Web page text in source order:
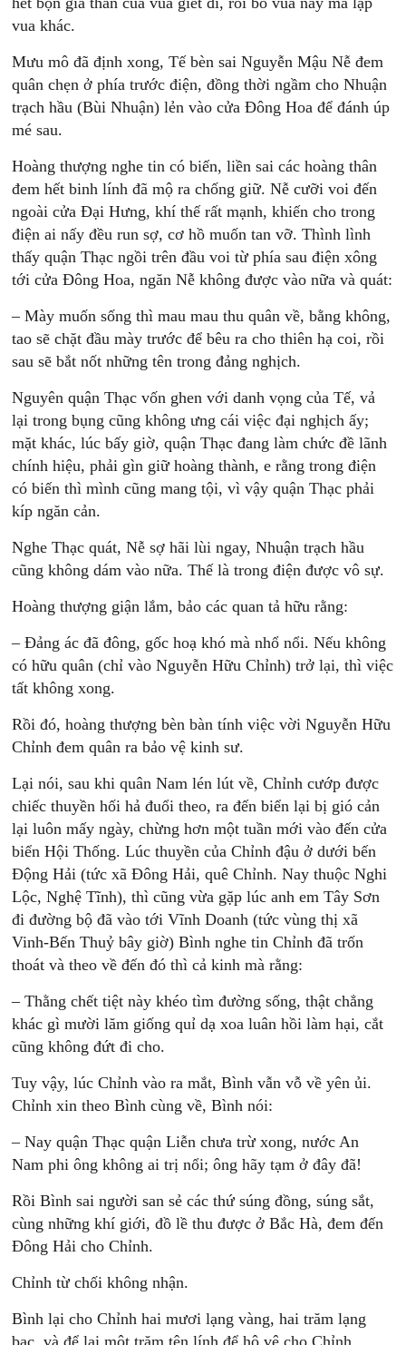
vua khác.
Mưu mô đã định xong, Tế bèn sai Nguyễn Mậu Nễ đem
quân chẹn ở phía trước điện, đồng thời ngầm cho Nhuận
trạch hầu (Bùi Nhuận) lẻn vào cửa Đông Hoa để đánh úp
mé sau.
Hoàng thượng nghe tin có biến, liền sai các hoàng thân
đem hết binh lính đã mộ ra chống giữ. Nễ cưỡi voi đến
ngoài cửa Đại Hưng, khí thế rất mạnh, khiến cho trong
điện ai nấy đều run sợ, cơ hồ muốn tan vỡ. Thình lình
thấy quận Thạc ngồi trên đầu voi từ phía sau điện xông
tới cửa Đông Hoa, ngăn Nễ không được vào nữa và quát:
– Mày muốn sống thì mau mau thu quân về, bằng không,
tao sẽ chặt đầu mày trước để bêu ra cho thiên hạ coi, rồi
sau sẽ bắt nốt những tên trong đảng nghịch.
Nguyên quận Thạc vốn ghen với danh vọng của Tế, vả
lại trong bụng cũng không ưng cái việc đại nghịch ấy;
mặt khác, lúc bấy giờ, quận Thạc đang làm chức đề lãnh
chính hiệu, phải gìn giữ hoàng thành, e rằng trong điện
có biến thì mình cũng mang tội, vì vậy quận Thạc phải
kíp ngăn cản.
Nghe Thạc quát, Nễ sợ hãi lùi ngay, Nhuận trạch hầu
cũng không dám vào nữa. Thế là trong điện được vô sự.
Hoàng thượng giận lắm, bảo các quan tả hữu rằng:
– Đảng ác đã đông, gốc hoạ khó mà nhổ nổi. Nếu không
có hữu quân (chỉ vào Nguyễn Hữu Chỉnh) trở lại, thì việc
tất không xong.
Rồi đó, hoàng thượng bèn bàn tính việc vời Nguyễn Hữu
Chỉnh đem quân ra bảo vệ kinh sư.
Lại nói, sau khi quân Nam lén lút về, Chỉnh cướp được
chiếc thuyền hối hả đuổi theo, ra đến biển lại bị gió cản
lại luôn mấy ngày, chừng hơn một tuần mới vào đến cửa
biển Hội Thống. Lúc thuyền của Chỉnh đậu ở dưới bến
Động Hải (tức xã Đông Hải, quê Chỉnh. Nay thuộc Nghi
Lộc, Nghệ Tĩnh), thì cũng vừa gặp lúc anh em Tây Sơn
đi đường bộ đã vào tới Vĩnh Doanh (tức vùng thị xã
Vinh-Bến Thuỷ bây giờ) Bình nghe tin Chỉnh đã trốn
thoát và theo về đến đó thì cả kinh mà rằng:
– Thằng chết tiệt này khéo tìm đường sống, thật chẳng
khác gì mười lăm giống quỉ dạ xoa luân hồi làm hại, cắt
cũng không đứt đi cho.
Tuy vậy, lúc Chỉnh vào ra mắt, Bình vẫn vỗ về yên ủi.
Chỉnh xin theo Bình cùng về, Bình nói:
– Nay quận Thạc quận Liễn chưa trừ xong, nước An
Nam phi ông không ai trị nổi; ông hãy tạm ở đây đã!
Rồi Bình sai người san sẻ các thứ súng đồng, súng sắt,
cùng những khí giới, đồ lề thu được ở Bắc Hà, đem đến
Đông Hải cho Chỉnh.
Chỉnh từ chối không nhận.
Bình lại cho Chỉnh hai mươi lạng vàng, hai trăm lạng
bạc, và để lại một trăm tên lính để hộ vệ cho Chỉnh,